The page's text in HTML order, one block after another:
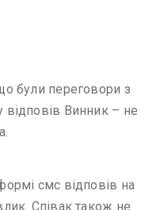
були переговори з
Винник – не
смс відповів на
Співак також не